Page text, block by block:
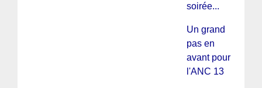
soirée...
Un grand
pas en
avant pour
l'ANC 13